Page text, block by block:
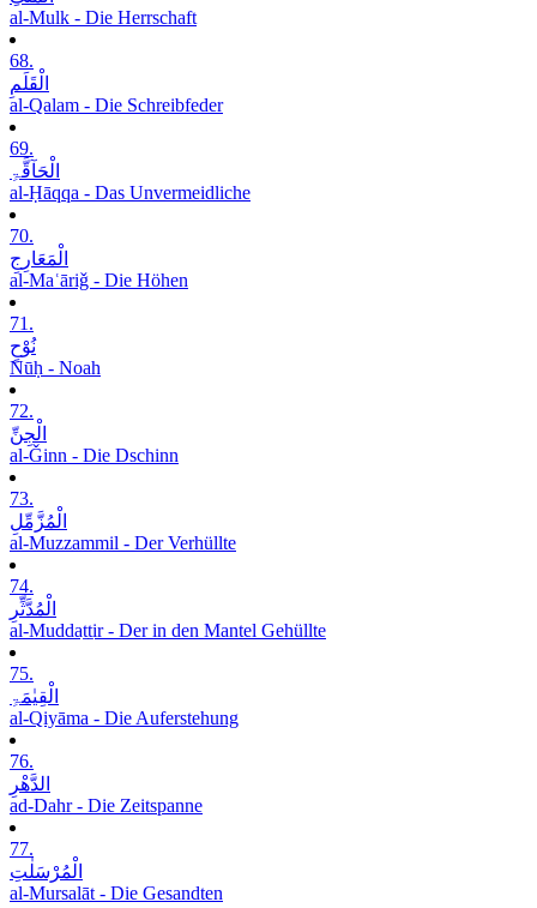
al-Mulk - Die Herrschaft
68.
الْقَلَمِ
al-Qalam - Die Schreibfeder
69.
الْحَآقَّۃِ
al-Ḥāqqa - Das Unvermeidliche
70.
الْمَعَارِجِ
al-Maʿāriǧ - Die Höhen
71.
نُوْحٍ
Nūḥ - Noah
72.
الْجِنِّ
al-Ǧinn - Die Dschinn
73.
الْمُزَّمِّلِ
al-Muzzammil - Der Verhüllte
74.
الْمُدَّثِّرِ
al-Muddaṯṯir - Der in den Mantel Gehüllte
75.
الْقِیٰمَۃِ
al-Qiyāma - Die Auferstehung
76.
الدَّھْرِ
ad-Dahr - Die Zeitspanne
77.
الْمُرْسَلٰتِ
al-Mursalāt - Die Gesandten